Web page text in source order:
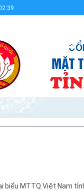
biểu MTTQ Việt Nam